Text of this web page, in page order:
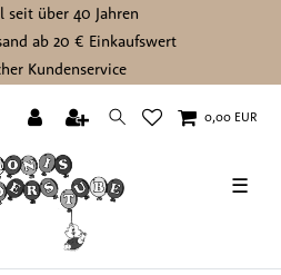
seit über 40 Jahren
ab 20 € Einkaufswert
Kundenservice
0,00 EUR
☰